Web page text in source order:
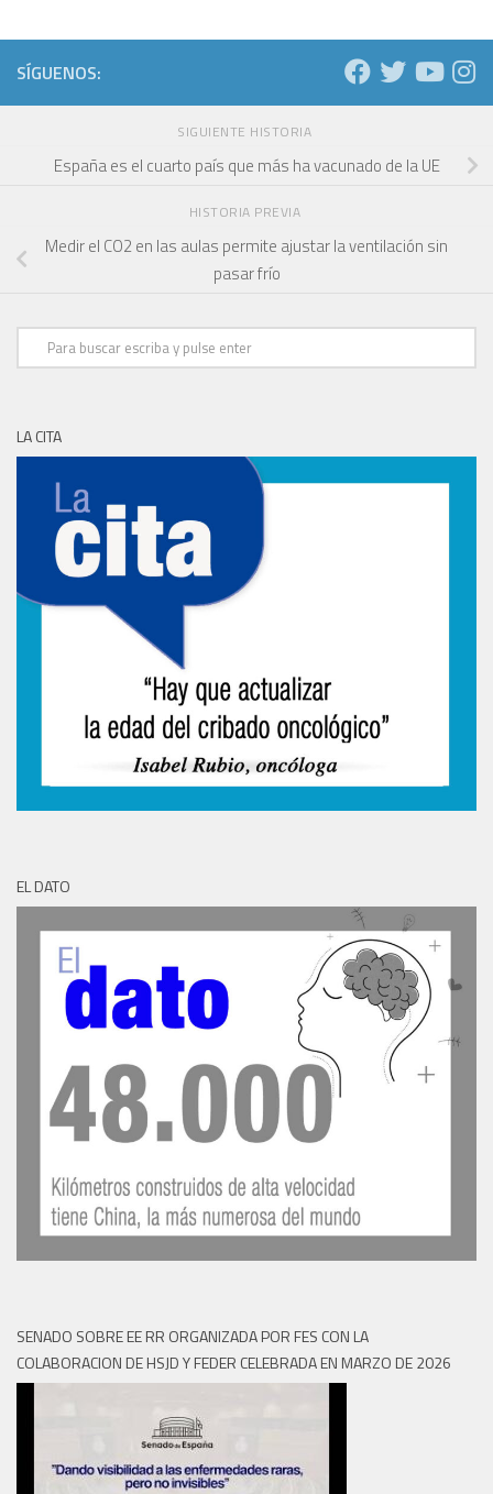
SÍGUENOS:
SIGUIENTE HISTORIA
España es el cuarto país que más ha vacunado de la UE
HISTORIA PREVIA
Medir el CO2 en las aulas permite ajustar la ventilación sin
pasar frío
LA CITA
EL DATO
SENADO SOBRE EE RR ORGANIZADA POR FES CON LA
COLABORACION DE HSJD Y FEDER CELEBRADA EN MARZO DE 2026